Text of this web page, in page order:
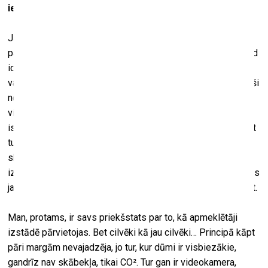
iekļūt tanī nevar.
Jā, var uzkāpt pa kāpnēm un ieraudzīt istabu, kurā ir
pastiprinātājs, taču iekļūt tanī nevar. Taisni tas gadījums, kad
idejas realizācijas procesā telpa sāk piedāvāt pati savus
variantus. Sākotnēji ideja bija savādāka – šo istabu vienkārši
nobloķēt. Ar visu pastiprinātāju, kas darbojas jaudīgāk par
visiem pārējiem objektiem. No augšas varētu uzkāpt uz šīs
istabas griestiem un itin kā dzirdēt, ka tur kaut kas ir. Turklāt
tur pa virsu ir uzbērti skaņu izolējoša materiāla gabali, un
skaņa ir izpludināta. Kad sākām visu likt pa vietām,
izrādījās, ka nav vajadzības šo istabu aiztaisīt pavisam. Viss
jau notiek – jūs istabu redzat, dzirdat, bet iekļūt tanī nevarat.
Man, protams, ir savs priekšstats par to, kā apmeklētāji
izstādē pārvietojas. Bet cilvēki kā jau cilvēki… Principā kāpt
pāri margām nevajadzēja, jo tur, kur dūmi ir visbiezākie,
gandrīz nav skābekļa, tikai CO². Tur gan ir videokamera,